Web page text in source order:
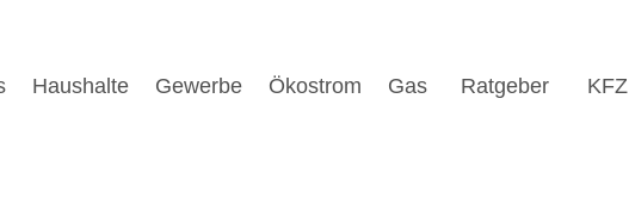
Haushalte Gewerbe Ökostrom Gas Ratgeber KFZ